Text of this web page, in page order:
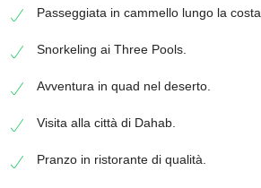
Passeggiata in cammello lungo la costa.
Snorkeling ai Three Pools.
Avventura in quad nel deserto.
Visita alla città di Dahab.
Pranzo in ristorante di qualità.